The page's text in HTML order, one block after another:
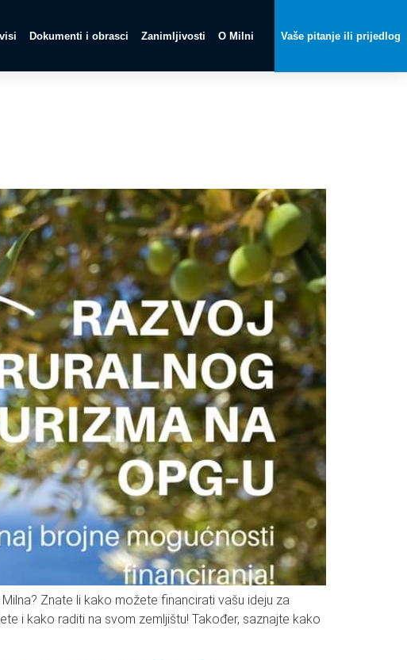
Dokumenti i obrasci Zanimljivosti O Milni Vaše pitanje ili prijedlog
Znate li kako možete financirati vašu ideju za
i kako raditi na svom zemljištu! Također, saznajte kako